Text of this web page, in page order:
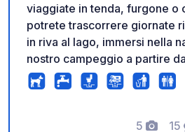
viaggiate in tenda, furgone o
potrete trascorrere giornate
in riva al lago, immersi nella
nostro campeggio a partire
a notte. Servizi igienici moderni (quasi
ultimati – attualmente in fase
balneare (a pagamento) e la
5 15